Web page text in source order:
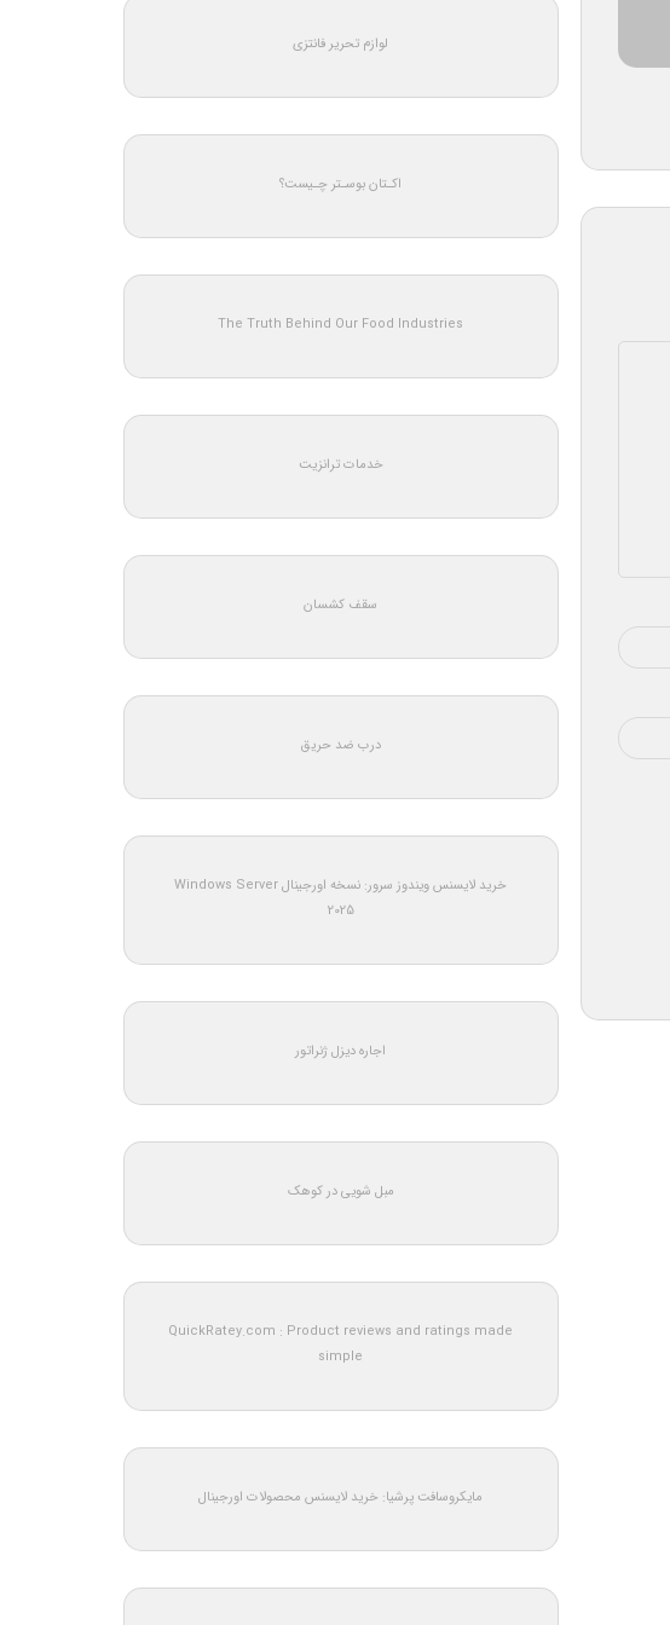
لوازم تحریر فانتزی
اکـتان بوسـتر چـیست؟
The Truth Behind Our Food Industries
خدمات ترانزیت
سقف کشسان
درب ضد حریق
خرید لایسنس ویندوز سرور: نسخه اورجینال Windows Server
2025
اجاره دیزل ژنراتور
مبل شویی در کوهک
QuickRatey.com : Product reviews and ratings made
simple
مایکروسافت پرشیا: خرید لایسنس محصولات اورجینال